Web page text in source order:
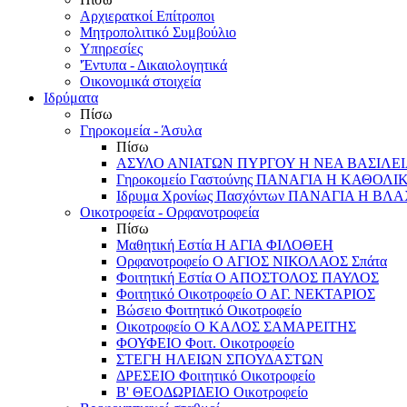
Αρχιερατκοί Επίτροποι
Μητροπολιτικό Συμβούλιο
Υπηρεσίες
'Έντυπα - Δικαιολογητικά
Οικονομικά στοιχεία
Ιδρύματα
Πίσω
Γηροκομεία - Άσυλα
Πίσω
ΑΣΥΛΟ ΑΝΙΑΤΩΝ ΠΥΡΓΟΥ Η ΝΕΑ
Γηροκομείο Γαστούνης ΠΑΝΑΓΙΑ Η
Ιδρυμα Χρονίως Πασχόντων ΠΑΝΑΓΙΑ Η
Οικοτροφεία - Ορφανοτροφεία
Πίσω
Μαθητική Εστία Η ΑΓΙΑ ΦΙΛΟΘΕΗ
Ορφανοτροφείο Ο ΑΓΙΟΣ ΝΙΚΟΛΑΟΣ Σπάτα
Φοιτητική Εστία Ο ΑΠΟΣΤΟΛΟΣ ΠΑΥΛΟΣ
Φοιτητικό Οικοτροφείο Ο ΑΓ. ΝΕΚΤΑΡΙΟΣ
Βώσειο Φοιτητικό Οικοτροφείο
Οικοτροφείο Ο ΚΑΛΟΣ ΣΑΜΑΡΕΙΤΗΣ
ΦΟΥΦΕΙΟ Φοιτ. Οικοτροφείο
ΣΤΕΓΗ ΗΛΕΙΩΝ ΣΠΟΥΔΑΣΤΩΝ
ΔΡΕΣΕΙΟ Φοιτητικό Οικοτροφείο
Β' ΘΕΟΔΩΡΙΔΕΙΟ Οικοτροφείο